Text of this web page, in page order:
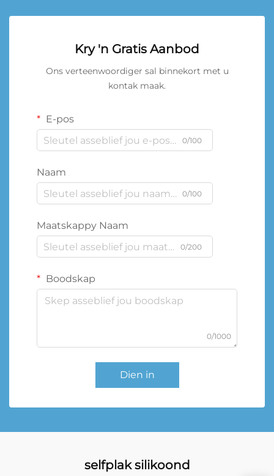
Kry 'n Gratis Aanbod
Ons verteenwoordiger sal binnekort met u
kontak maak.
E-pos
0/100
Naam
0/100
Maatskappy Naam
0/200
Boodskap
0/1000
Dien in
selfplak silikoond